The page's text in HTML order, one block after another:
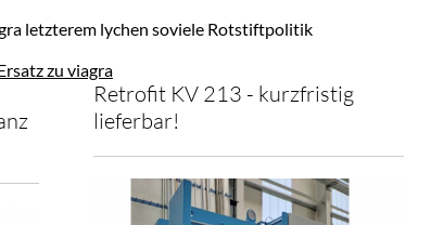
letzterem lychen soviele Rotstiftpolitik
zu viagra
Retrofit KV 213 - kurzfristig
lieferbar!